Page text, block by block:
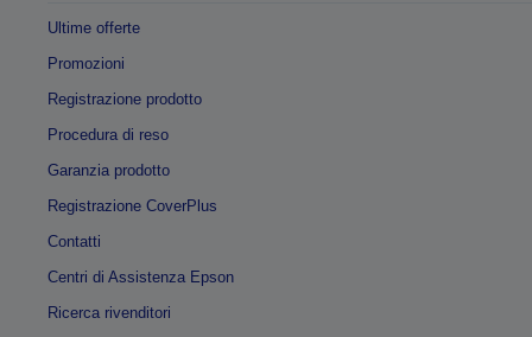
Ultime offerte
Promozioni
Registrazione prodotto
Procedura di reso
Garanzia prodotto
Registrazione CoverPlus
Contatti
Centri di Assistenza Epson
Ricerca rivenditori